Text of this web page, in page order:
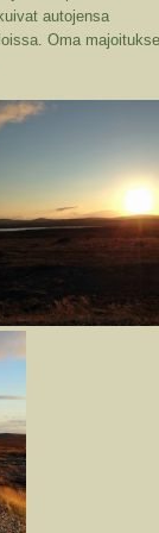
autojensa
Oma